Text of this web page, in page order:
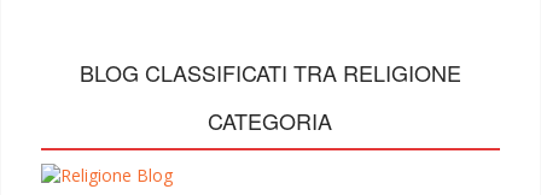
BLOG CLASSIFICATI TRA RELIGIONE
CATEGORIA